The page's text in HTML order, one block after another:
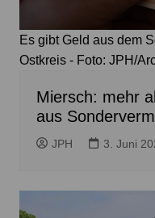
Es gibt Geld aus dem
Ostkreis - Foto: JPH/
Miersch: mehr
aus
JPH 3. Juni